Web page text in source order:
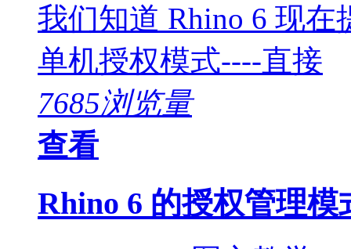
我们知道 Rhino 6 现
单机授权模式----直接
7685浏览量
查看
Rhino 6 的授权管理